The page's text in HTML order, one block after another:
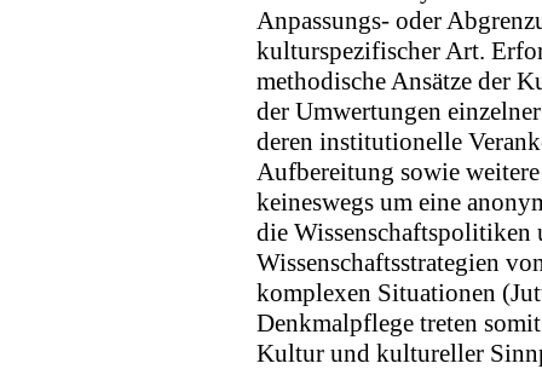
Anpassungs- oder
kulturspezifischer Art.
methodische Ansätze der
der Umwertungen
deren institutionelle
Aufbereitung sowie
keineswegs um eine
die
Wissenschaftsstrategien
komplexen Situationen
Denkmalpflege treten
Kultur und kultureller